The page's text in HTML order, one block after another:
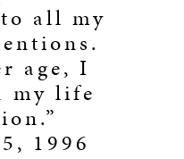
all my
age, I
my life
1996